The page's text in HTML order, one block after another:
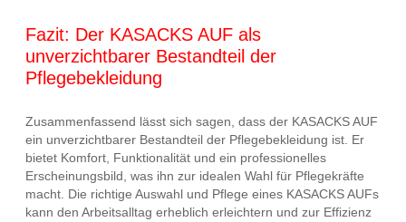
Fazit: Der KASACKS AUF als
unverzichtbarer Bestandteil der
Pflegebekleidung
Zusammenfassend lässt sich sagen, dass der KASACKS AUF
ein unverzichtbarer Bestandteil der Pflegebekleidung ist. Er
bietet Komfort, Funktionalität und ein professionelles
Erscheinungsbild, was ihn zur idealen Wahl für Pflegekräfte
macht. Die richtige Auswahl und Pflege eines KASACKS AUFs
kann den Arbeitsalltag erheblich erleichtern und zur Effizienz